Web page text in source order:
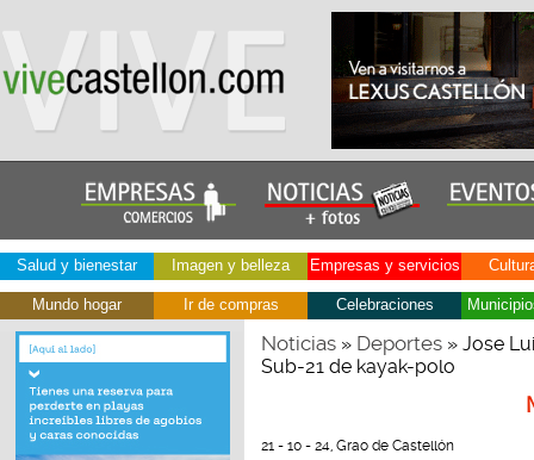
Salud y bienestar Imagen y belleza Empresas y servicios
Mundo hogar Ir de compras Celebraciones
Noticias» Deportes» Jose
Sub-21 de kayak-polo
21 - 10 - 24, Grao de Castellón